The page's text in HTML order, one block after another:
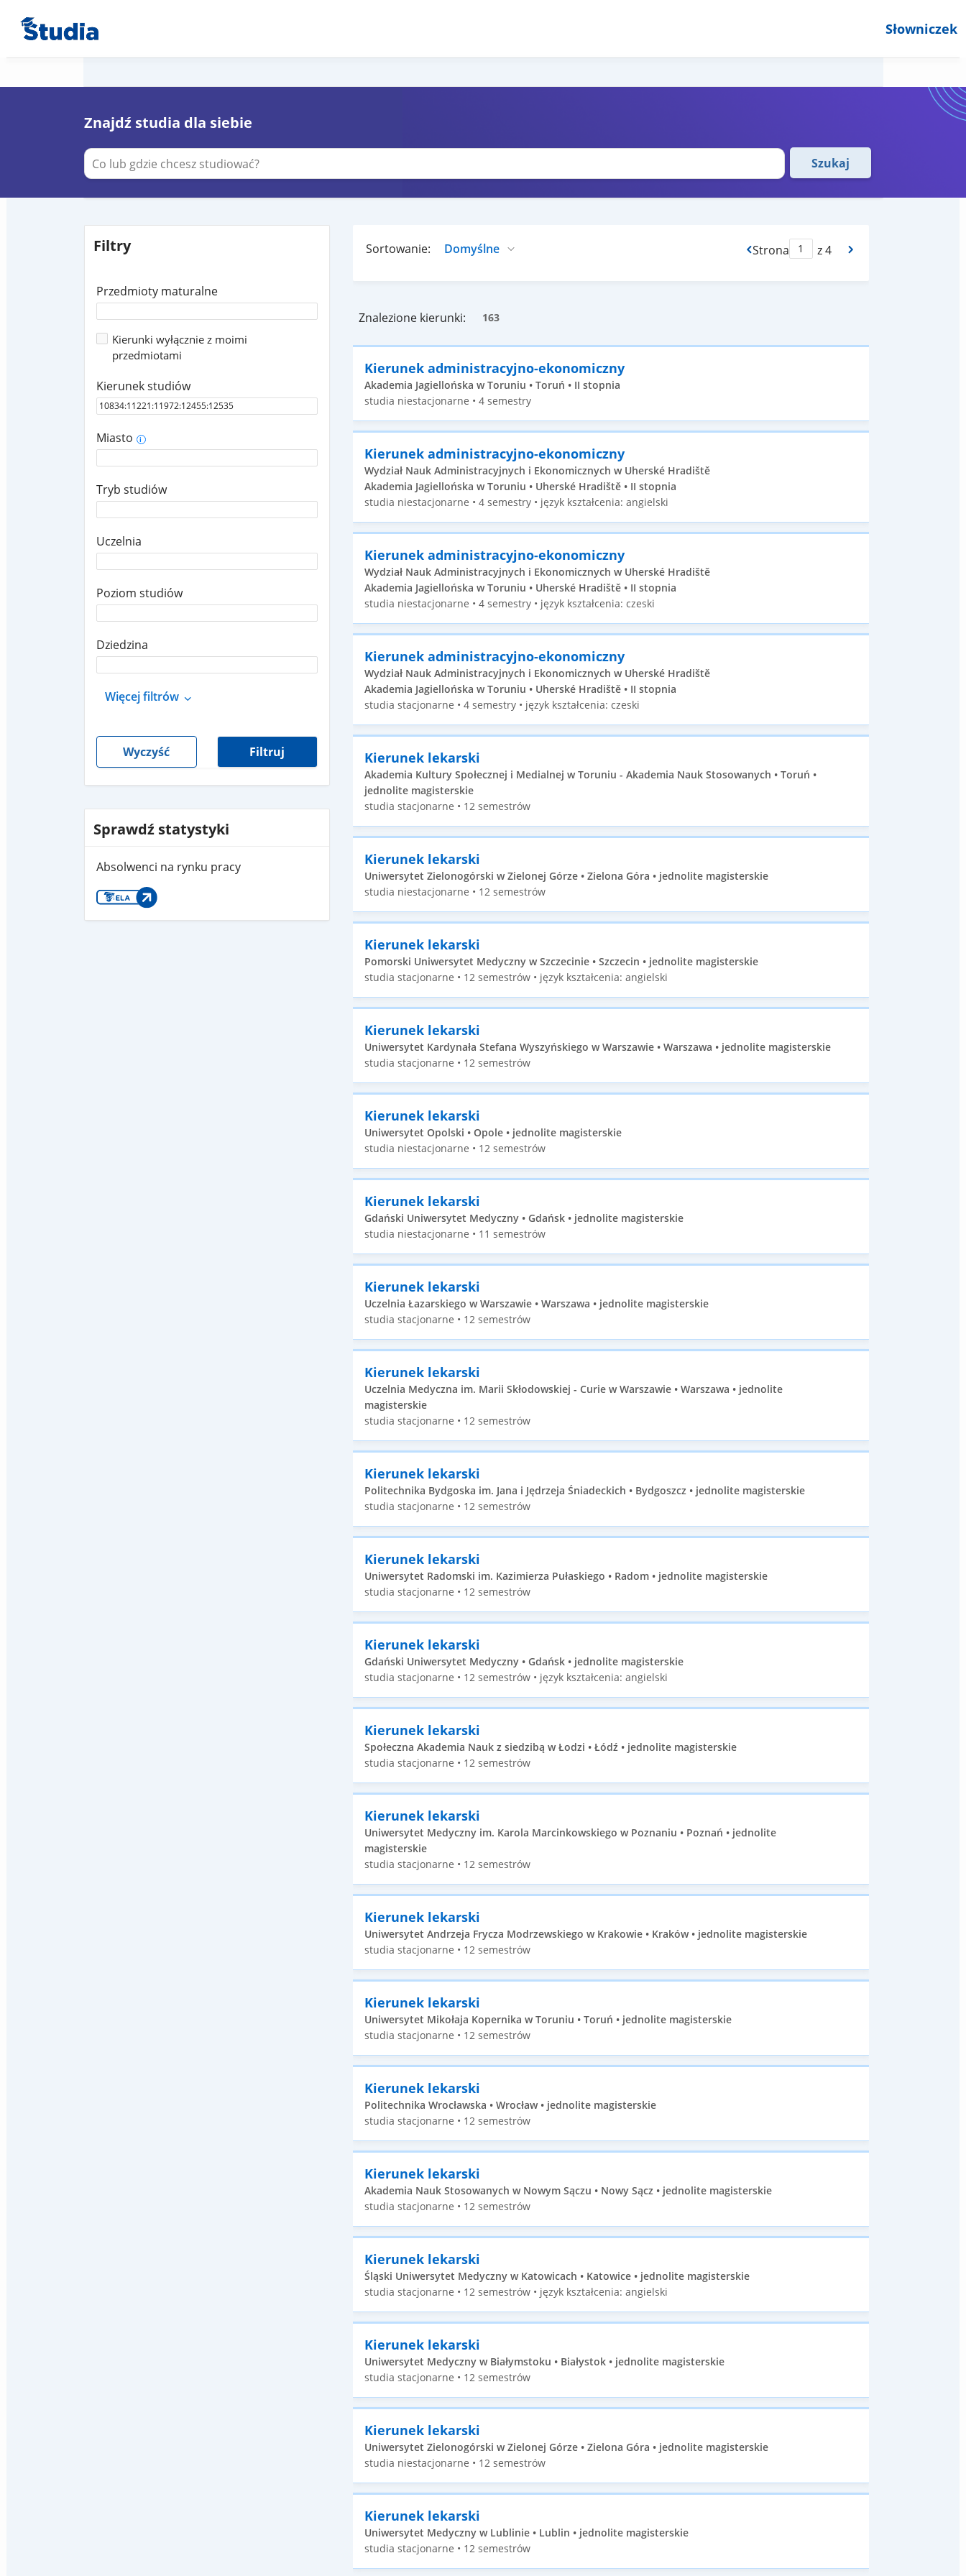
Słowniczek
Znajdź studia dla siebie
Szukaj
Filtry
Przedmioty maturalne
Kierunki wyłącznie z moimi
przedmiotami
Kierunek studiów
Miasto i
Tryb studiów
Uczelnia
Poziom studiów
Dziedzina
Więcej filtrów
Wyczyść Filtruj
Sprawdź statystyki
Absolwenci na rynku pracy
Sortowanie: Strona z 4
Znalezione kierunki: 163
Kierunek administracyjno-ekonomiczny
Akademia Jagiellońska w Toruniu • Toruń • II stopnia
studia niestacjonarne • 4 semestry
Kierunek administracyjno-ekonomiczny
Wydział Nauk Administracyjnych i Ekonomicznych w Uherské Hradiště
Akademia Jagiellońska w Toruniu • Uherské Hradiště • II stopnia
studia niestacjonarne • 4 semestry • język kształcenia: angielski
Kierunek administracyjno-ekonomiczny
Wydział Nauk Administracyjnych i Ekonomicznych w Uherské Hradiště
Akademia Jagiellońska w Toruniu • Uherské Hradiště • II stopnia
studia niestacjonarne • 4 semestry • język kształcenia: czeski
Kierunek administracyjno-ekonomiczny
Wydział Nauk Administracyjnych i Ekonomicznych w Uherské Hradiště
Akademia Jagiellońska w Toruniu • Uherské Hradiště • II stopnia
studia stacjonarne • 4 semestry • język kształcenia: czeski
Kierunek lekarski
Akademia Kultury Społecznej i Medialnej w Toruniu - Akademia Nauk Stosowanych • Toruń •
jednolite magisterskie
studia stacjonarne • 12 semestrów
Kierunek lekarski
Uniwersytet Zielonogórski w Zielonej Górze • Zielona Góra • jednolite magisterskie
studia niestacjonarne • 12 semestrów
Kierunek lekarski
Pomorski Uniwersytet Medyczny w Szczecinie • Szczecin • jednolite magisterskie
studia stacjonarne • 12 semestrów • język kształcenia: angielski
Kierunek lekarski
Uniwersytet Kardynała Stefana Wyszyńskiego w Warszawie • Warszawa • jednolite magisterskie
studia stacjonarne • 12 semestrów
Kierunek lekarski
Uniwersytet Opolski • Opole • jednolite magisterskie
studia niestacjonarne • 12 semestrów
Kierunek lekarski
Gdański Uniwersytet Medyczny • Gdańsk • jednolite magisterskie
studia niestacjonarne • 11 semestrów
Kierunek lekarski
Uczelnia Łazarskiego w Warszawie • Warszawa • jednolite magisterskie
studia stacjonarne • 12 semestrów
Kierunek lekarski
Uczelnia Medyczna im. Marii Skłodowskiej - Curie w Warszawie • Warszawa • jednolite
magisterskie
studia stacjonarne • 12 semestrów
Kierunek lekarski
Politechnika Bydgoska im. Jana i Jędrzeja Śniadeckich • Bydgoszcz • jednolite magisterskie
studia stacjonarne • 12 semestrów
Kierunek lekarski
Uniwersytet Radomski im. Kazimierza Pułaskiego • Radom • jednolite magisterskie
studia stacjonarne • 12 semestrów
Kierunek lekarski
Gdański Uniwersytet Medyczny • Gdańsk • jednolite magisterskie
studia stacjonarne • 12 semestrów • język kształcenia: angielski
Kierunek lekarski
Społeczna Akademia Nauk z siedzibą w Łodzi • Łódź • jednolite magisterskie
studia stacjonarne • 12 semestrów
Kierunek lekarski
Uniwersytet Medyczny im. Karola Marcinkowskiego w Poznaniu • Poznań • jednolite
magisterskie
studia stacjonarne • 12 semestrów
Kierunek lekarski
Uniwersytet Andrzeja Frycza Modrzewskiego w Krakowie • Kraków • jednolite magisterskie
studia stacjonarne • 12 semestrów
Kierunek lekarski
Uniwersytet Mikołaja Kopernika w Toruniu • Toruń • jednolite magisterskie
studia stacjonarne • 12 semestrów
Kierunek lekarski
Politechnika Wrocławska • Wrocław • jednolite magisterskie
studia stacjonarne • 12 semestrów
Kierunek lekarski
Akademia Nauk Stosowanych w Nowym Sączu • Nowy Sącz • jednolite magisterskie
studia stacjonarne • 12 semestrów
Kierunek lekarski
Śląski Uniwersytet Medyczny w Katowicach • Katowice • jednolite magisterskie
studia stacjonarne • 12 semestrów • język kształcenia: angielski
Kierunek lekarski
Uniwersytet Medyczny w Białymstoku • Białystok • jednolite magisterskie
studia stacjonarne • 12 semestrów
Kierunek lekarski
Uniwersytet Zielonogórski w Zielonej Górze • Zielona Góra • jednolite magisterskie
studia niestacjonarne • 12 semestrów
Kierunek lekarski
Uniwersytet Medyczny w Lublinie • Lublin • jednolite magisterskie
studia stacjonarne • 12 semestrów